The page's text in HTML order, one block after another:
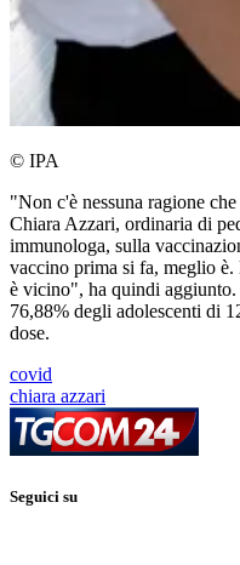
© IPA
"Non c'è nessuna ragione
Chiara Azzari, ordinaria di
immunologa, sulla
vaccino prima si fa, meglio
è vicino", ha quindi
76,88% degli adolescenti di
dose.
covid
chiara azzari
Seguici su